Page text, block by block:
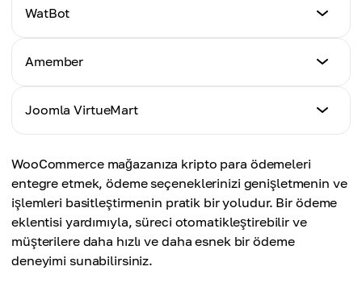
Eğitim
WatBot
Eğitim
Amember
Eğitim
Joomla VirtueMart
Tıklayın
WooCommerce mağazanıza kripto para ödemeleri
entegre etmek, ödeme seçeneklerinizi genişletmenin ve
işlemleri basitleştirmenin pratik bir yoludur. Bir ödeme
eklentisi yardımıyla, süreci otomatikleştirebilir ve
müşterilere daha hızlı ve daha esnek bir ödeme
deneyimi sunabilirsiniz.